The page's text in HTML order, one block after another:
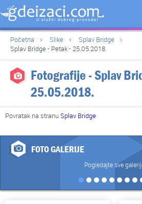
Početna Slike
Splav Bridge
Splav Bridge - Petak - 25.05.2018.
Fotografije - Splav
25.05.2018.
Povratak na stranu Splav Bridge
FOTO GALERIJE
Pogledajte sve